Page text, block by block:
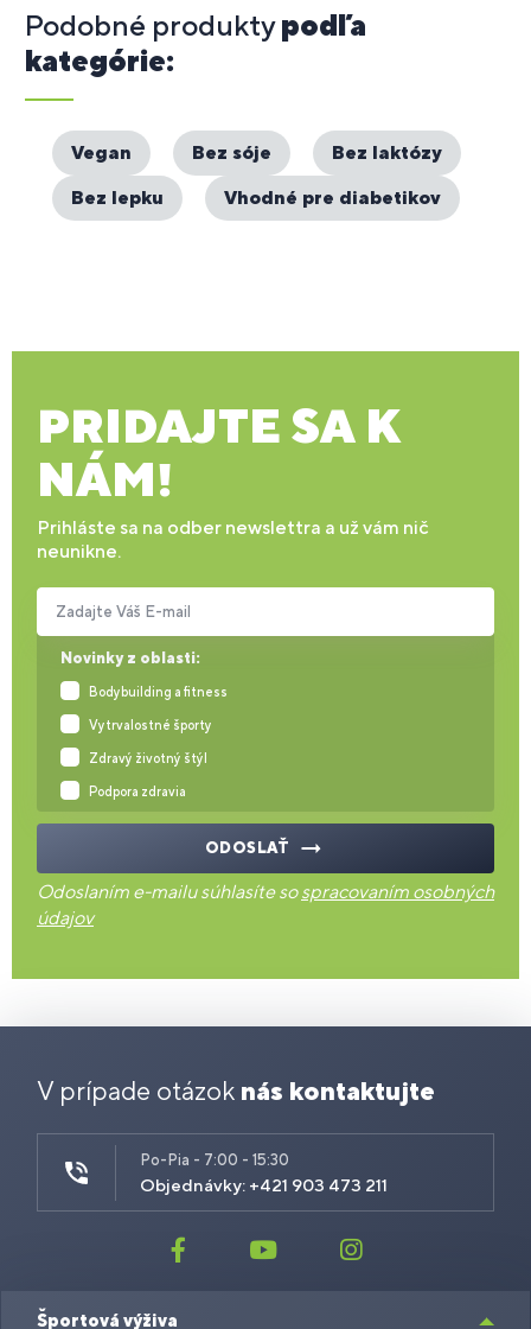
Podobné produktypodľa
kategórie:
Vegan Bez sóje
Bez laktózy
Bez lepku
Vhodné pre diabetikov
PRIDAJTE SA K
NÁM!
Prihláste sa na odber newslettra a už vám nič
neunikne.
Novinky z oblasti:
Bodybuilding a fitness
Vytrvalostné športy
Zdravý životný štýl
Podpora zdravia
Zadajte Váš E-mail
ODOSLAŤ
Odoslaním e-mailu súhlasíte sospracovaním osobných
údajov
V prípade otázok nás kontaktujte
Po-Pia - 7:00 - 15:30
Objednávky: +421 903 473 211
Športová výživa